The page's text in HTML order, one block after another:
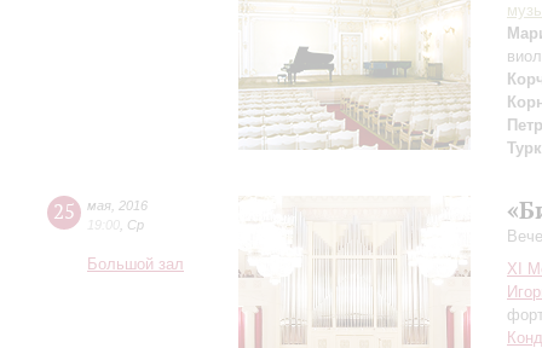
25 мая 2016
19:00 Ср
Большой зал
XI